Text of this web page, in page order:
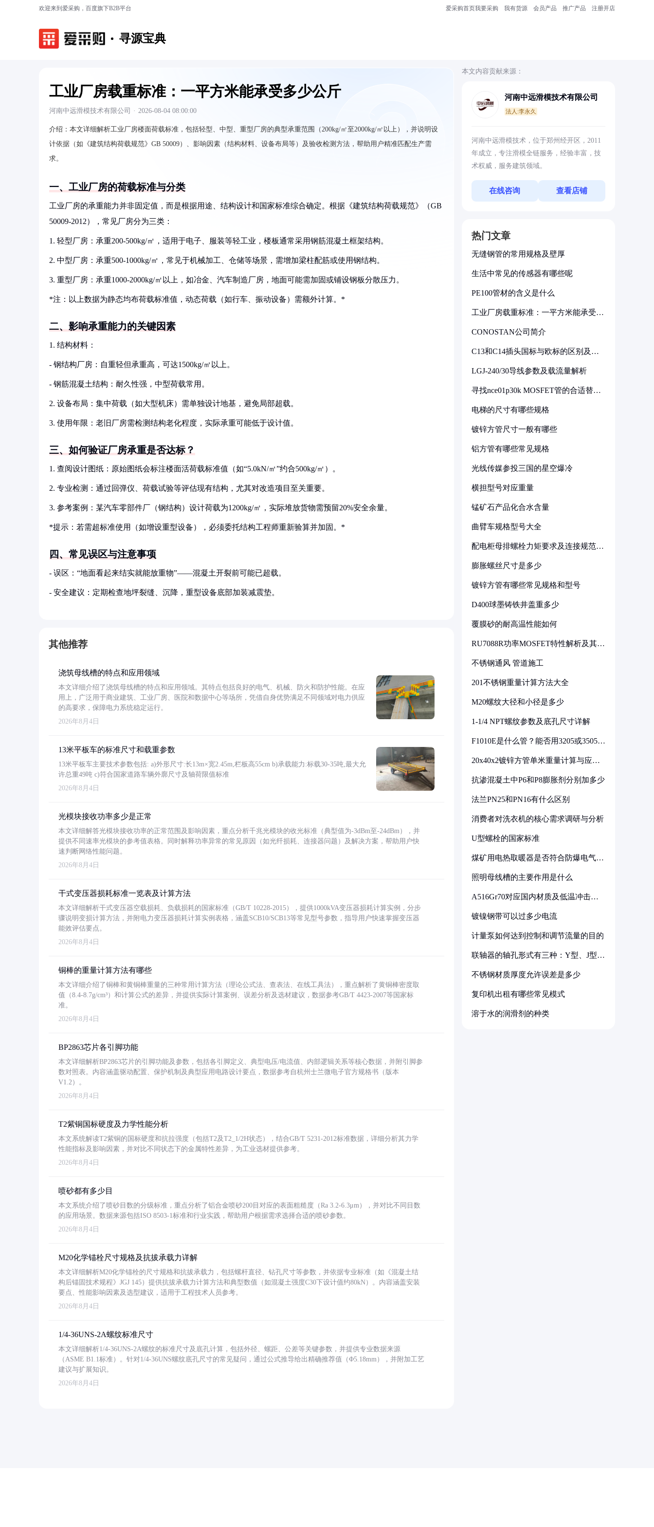
欢迎来到爱采购，百度旗下B2B平台 爱采购首页我要采购 我有货源 会员产品 推广产品 注册开店
寻源宝典
工业厂房载重标准：一平方米能承受多少公斤
河南中远滑模技术有限公司 · 2026-08-04 08:00:00
介绍： 本文详细解析工业厂房楼面荷载标准，包括轻型、中型、重型厂房的典型承重范围（200kg/㎡至2000kg/㎡以上），并说明设
计依据（如《建筑结构荷载规范》GB 50009）、影响因素（结构材料、设备布局等）及验收检测方法，帮助用户精准匹配生产需
求。
一、工业厂房的荷载标准与分类
工业厂房的承重能力并非固定值，而是根据用途、结构设计和国家标准综合确定。根据《建筑结构荷载规范》（GB
50009-2012），常见厂房分为三类：
1. 轻型厂房：承重200-500kg/㎡，适用于电子、服装等轻工业，楼板通常采用钢筋混凝土框架结构。
2. 中型厂房：承重500-1000kg/㎡，常见于机械加工、仓储等场景，需增加梁柱配筋或使用钢结构。
3. 重型厂房：承重1000-2000kg/㎡以上，如冶金、汽车制造厂房，地面可能需加固或铺设钢板分散压力。
*注：以上数据为静态均布荷载标准值，动态荷载（如行车、振动设备）需额外计算。*
二、影响承重能力的关键因素
1. 结构材料：
- 钢结构厂房：自重轻但承重高，可达1500kg/㎡以上。
- 钢筋混凝土结构：耐久性强，中型荷载常用。
2. 设备布局：集中荷载（如大型机床）需单独设计地基，避免局部超载。
3. 使用年限：老旧厂房需检测结构老化程度，实际承重可能低于设计值。
三、如何验证厂房承重是否达标？
1. 查阅设计图纸：原始图纸会标注楼面活荷载标准值（如“5.0kN/㎡”约合500kg/㎡）。
2. 专业检测：通过回弹仪、荷载试验等评估现有结构，尤其对改造项目至关重要。
3. 参考案例：某汽车零部件厂（钢结构）设计荷载为1200kg/㎡，实际堆放货物需预留20%安全余量。
*提示：若需超标准使用（如增设重型设备），必须委托结构工程师重新验算并加固。*
四、常见误区与注意事项
- 误区：“地面看起来结实就能放重物”——混凝土开裂前可能已超载。
- 安全建议：定期检查地坪裂缝、沉降，重型设备底部加装减震垫。
其他推荐
浇筑母线槽的特点和应用领域
本文详细介绍了浇筑母线槽的特点和应用领域。其特点包括良好的电气、机械、防火和防护性能。在应
用上，广泛用于商业建筑、工业厂房、医院和数据中心等场所，凭借自身优势满足不同领域对电力供应
的高要求，保障电力系统稳定运行。
2026年8月4日
13米平板车的标准尺寸和载重参数
13米平板车主要技术参数包括: a)外形尺寸:长13m×宽2.45m,栏板高55cm b)承载能力:标载30-35吨,最大允
许总重49吨 c)符合国家道路车辆外廓尺寸及轴荷限值标准
2026年8月4日
光模块接收功率多少是正常
本文详细解答光模块接收功率的正常范围及影响因素，重点分析千兆光模块的收光标准（典型值为-3dBm至-24dBm），并
提供不同速率光模块的参考值表格。同时解释功率异常的常见原因（如光纤损耗、连接器问题）及解决方案，帮助用户快
速判断网络性能问题。
2026年8月4日
干式变压器损耗标准一览表及计算方法
本文详细解析干式变压器空载损耗、负载损耗的国家标准（GB/T 10228-2015），提供1000kVA变压器损耗计算实例，分步
骤说明变损计算方法，并附电力变压器损耗计算实例表格，涵盖SCB10/SCB13等常见型号参数，指导用户快速掌握变压器
能效评估要点。
2026年8月4日
铜棒的重量计算方法有哪些
本文详细介绍了铜棒和黄铜棒重量的三种常用计算方法（理论公式法、查表法、在线工具法），重点解析了黄铜棒密度取
值（8.4-8.7g/cm³）和计算公式的差异，并提供实际计算案例、误差分析及选材建议，数据参考GB/T 4423-2007等国家标
准。
2026年8月4日
BP2863芯片各引脚功能
本文详细解析BP2863芯片的引脚功能及参数，包括各引脚定义、典型电压/电流值、内部逻辑关系等核心数据，并附引脚参
数对照表。内容涵盖驱动配置、保护机制及典型应用电路设计要点，数据参考自杭州士兰微电子官方规格书（版本
V1.2）。
2026年8月4日
T2紫铜国标硬度及力学性能分析
本文系统解读T2紫铜的国标硬度和抗拉强度（包括T2及T2_1/2H状态），结合GB/T 5231-2012标准数据，详细分析其力学
性能指标及影响因素，并对比不同状态下的金属特性差异，为工业选材提供参考。
2026年8月4日
喷砂都有多少目
本文系统介绍了喷砂目数的分级标准，重点分析了铝合金喷砂200目对应的表面粗糙度（Ra 3.2-6.3μm），并对比不同目数
的应用场景。数据来源包括ISO 8503-1标准和行业实践，帮助用户根据需求选择合适的喷砂参数。
2026年8月4日
M20化学锚栓尺寸规格及抗拔承载力详解
本文详细解析M20化学锚栓的尺寸规格和抗拔承载力，包括螺杆直径、钻孔尺寸等参数，并依据专业标准（如《混凝土结
构后锚固技术规程》JGJ 145）提供抗拔承载力计算方法和典型数值（如混凝土强度C30下设计值约80kN）。内容涵盖安装
要点、性能影响因素及选型建议，适用于工程技术人员参考。
2026年8月4日
1/4-36UNS-2A螺纹标准尺寸
本文详细解析1/4-36UNS-2A螺纹的标准尺寸及底孔计算，包括外径、螺距、公差等关键参数，并提供专业数据来源
（ASME B1.1标准）。针对1/4-36UNS螺纹底孔尺寸的常见疑问，通过公式推导给出精确推荐值（Φ5.18mm），并附加工艺
建议与扩展知识。
2026年8月4日
本文内容贡献来源：
河南中远滑模技术有限公司
法人:李永久
河南中远滑模技术，位于郑州经开区，2011
年成立，专注滑模全链服务，经验丰富，技
术权威，服务建筑领域。
在线咨询 查看店铺
热门文章
无缝钢管的常用规格及壁厚
生活中常见的传感器有哪些呢
PE100管材的含义是什么
工业厂房载重标准：一平方米能承受多
CONOSTAN公司简介
C13和C14插头国标与欧标的区别及其
LGJ-240/30导线参数及载流量解析
寻找nce01p30k MOSFET管的合适替代
电梯的尺寸有哪些规格
镀锌方管尺寸一般有哪些
铝方管有哪些常见规格
光线传媒参投三国的星空爆冷
横担型号对应重量
锰矿石产品化合水含量
曲臂车规格型号大全
配电柜母排螺栓力矩要求及连接规范详
膨胀螺丝尺寸是多少
镀锌方管有哪些常见规格和型号
D400球墨铸铁井盖重多少
覆膜砂的耐高温性能如何
RU7088R功率MOSFET特性解析及其在
不锈钢通风 管道施工
201不锈钢重量计算方法大全
M20螺纹大径和小径是多少
1-1/4 NPT螺纹参数及底孔尺寸详解
F1010E是什么管？能否用3205或3505代
20x40x2镀锌方管单米重量计算与应用
抗渗混凝土中P6和P8膨胀剂分别加多少
法兰PN25和PN16有什么区别
消费者对洗衣机的核心需求调研与分析
U型螺栓的国家标准
煤矿用电热取暖器是否符合防爆电气设
照明母线槽的主要作用是什么
A516Gr70对应国内材质及低温冲击要
镀镍钢带可以过多少电流
计量泵如何达到控制和调节流量的目的
联轴器的轴孔形式有三种：Y型、J型、
不锈钢材质厚度允许误差是多少
复印机出租有哪些常见模式
溶于水的润滑剂的种类